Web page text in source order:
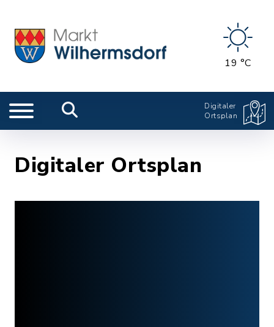
19 °C
Digitaler
Ortsplan
Digitaler Ortsplan